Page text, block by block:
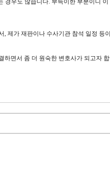
우도 많습니다. 부득이한 부분이니
가 재판이나 수사기관 참석 일정 등
하면서 좀 더 원숙한 변호사가 되고자